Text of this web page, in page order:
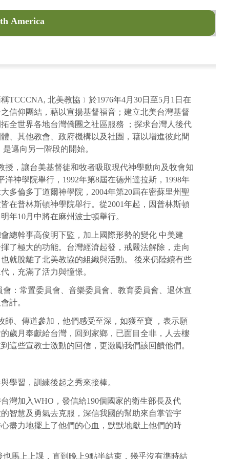
America
TCCCNA, 北美教協﹞於1976年4月30日至5月1日在
信仰團結，藉以宣揚基督福音；建立北美台灣基督
全世界各地台灣僑團之社區服務 ；探求台灣人後代
、其他教會、政府機構以及社團，藉以增進彼此間
，是邁向另一階段的開始。
授，讓台美基督徒和牧者吸取現代神學動向及牧會知
神學院舉行，1992年第8屆在德州達拉斯，1998年
多倫多丁道爾神學院，2004年第20屆在密蘇里州聖
在普林斯頓神學院舉行。從2001年起，因普林斯頓
明年10月中將在麻州波士頓舉行。
總幹事高俊明下監，加上國際形勢的變化 中美建
了極大的功能。台灣經濟起發，戒嚴法解除，走向
就脫離了北美教協的組織與活動。 後來仍陸續有些
代，充滿了活力與憧憬。
：常置委員會、音樂委員會、教育委員會、退休宣
及會計。
、傳道參加，他們感受至深，如獲至寶 ，表示願
歲月奉獻給台灣，回到家鄉，已面目全非，人去樓
這些宣教士激動的回信，更激勵我們該回饋他們。
學習，訓練後起之秀來接棒。
灣加入WHO，發信給190個國家的衛生部長及代
智慧及勇氣去克服，深信我國的幫助來自掌管宇
盡力地擺上了他們的心血，默默地獻上他們的時
馬上上課，直到晚上9點半結束，幾乎沒有準時結